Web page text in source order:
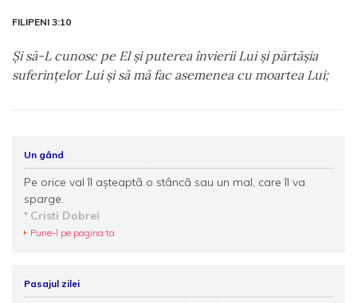
FILIPENI 3:10
Şi să-L cunosc pe El şi puterea învierii Lui şi părtăşia
suferinţelor Lui şi să mă fac asemenea cu moartea Lui;
Un gând
Pe orice val îl aşteaptã o stâncã sau un mal, care îl va
sparge.
Cristi Dobrei
Pune-l pe pagina ta
Pasajul zilei